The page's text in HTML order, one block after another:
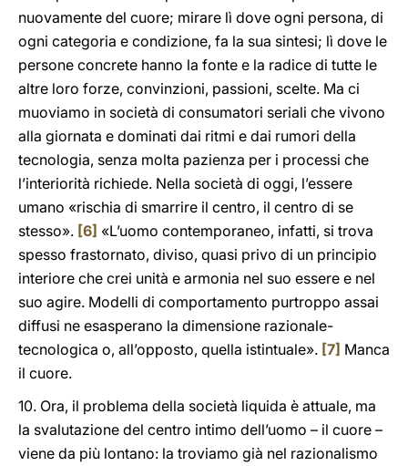
nuovamente del cuore; mirare lì dove ogni persona, di
ogni categoria e condizione, fa la sua sintesi; lì dove le
persone concrete hanno la fonte e la radice di tutte le
altre loro forze, convinzioni, passioni, scelte. Ma ci
muoviamo in società di consumatori seriali che vivono
alla giornata e dominati dai ritmi e dai rumori della
tecnologia, senza molta pazienza per i processi che
l’interiorità richiede. Nella società di oggi, l’essere
umano «rischia di smarrire il centro, il centro di se
stesso». [6] «L’uomo contemporaneo, infatti, si trova
spesso frastornato, diviso, quasi privo di un principio
interiore che crei unità e armonia nel suo essere e nel
suo agire. Modelli di comportamento purtroppo assai
diffusi ne esasperano la dimensione razionale-
tecnologica o, all’opposto, quella istintuale». [7] Manca
il cuore.
10. Ora, il problema della società liquida è attuale, ma
la svalutazione del centro intimo dell’uomo – il cuore –
viene da più lontano: la troviamo già nel razionalismo